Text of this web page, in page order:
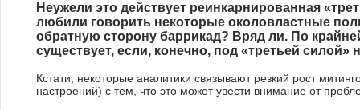
Неужели это действует реинкарнированная
любили говорить некоторые околовластные
обратную сторону баррикад? Вряд ли. По
существует, если, конечно, под «третьей силой»
Кстати, некоторые аналитики связывают резкий рост
настроений) с тем, что это может увести внимание от